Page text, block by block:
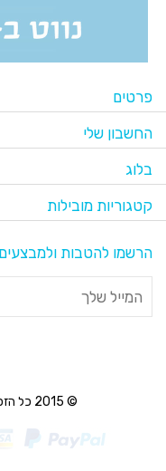
פרטים
החשבון שלי
בלוג
קטגוריות מובילות
הרשמו להטבות ולמבצעים
© 2015 כל הזכויות שמורות ל - sweety.co.il